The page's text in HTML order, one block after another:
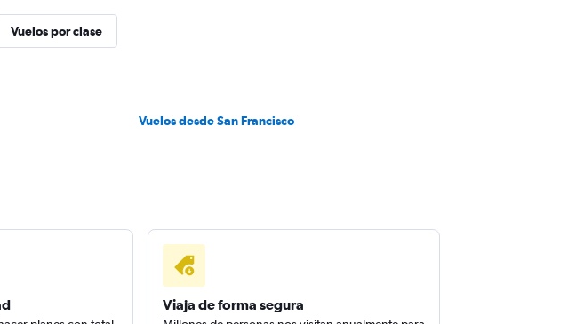
Vuelos por clase
Vuelos desde San Francisco
Viaja de forma segura